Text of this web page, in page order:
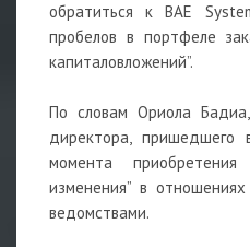
обратиться к BAE
пробелов в портфеле
капиталовложений”.
По словам Ориола Бадиа,
директора,
момента приобретения
изменения” в
ведомствами.